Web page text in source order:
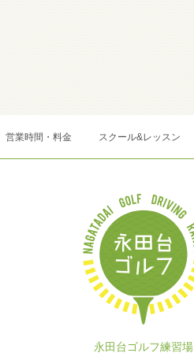
営業時間・料金 スクール&レッスン
永田台ゴルフ練習場